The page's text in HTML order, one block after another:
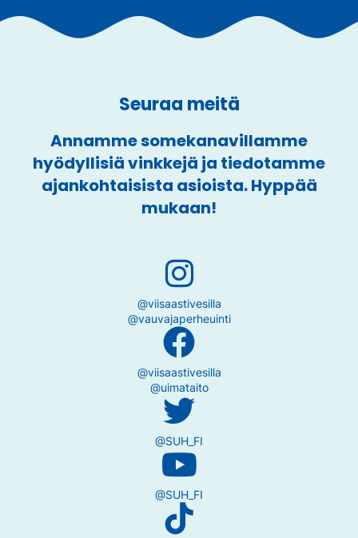
Seuraa meitä
Annamme somekanavillamme
hyödyllisiä vinkkejä ja tiedotamme
ajankohtaisista asioista. Hyppää
mukaan!
@viisaastivesilla
@vauvajaperheuinti
@viisaastivesilla
@uimataito
@SUH_FI
@SUH_FI